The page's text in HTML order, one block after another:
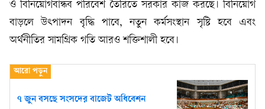
ও বিনিয়োগবান্ধব পরিবেশ তৈরিতে সরকার কাজ করছে। বিনিয়োগ
বাড়লে উৎপাদন বৃদ্ধি পাবে, নতুন কর্মসংস্থান সৃষ্টি হবে এবং
অর্থনীতির সামগ্রিক গতি আরও শক্তিশালী হবে।
৭ জুন বসছে সংসদের বাজেট অধিবেশন